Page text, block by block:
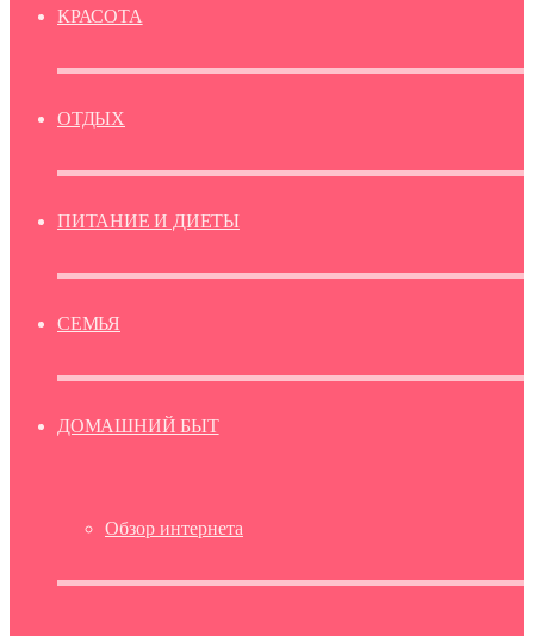
КРАСОТА
ОТДЫХ
ПИТАНИЕ И ДИЕТЫ
СЕМЬЯ
ДОМАШНИЙ БЫТ
Обзор интернета